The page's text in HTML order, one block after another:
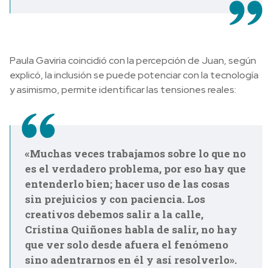
Paula Gaviria coincidió con la percepción de Juan, según
explicó, la inclusión se puede potenciar con la tecnología
y asimismo, permite identificar las tensiones reales:
«Muchas veces trabajamos sobre lo que no
es el verdadero problema, por eso hay que
entenderlo bien; hacer uso de las cosas
sin prejuicios y con paciencia. Los
creativos debemos salir a la calle,
Cristina Quiñones habla de salir, no hay
que ver solo desde afuera el fenómeno
sino adentrarnos en él y así resolverlo».